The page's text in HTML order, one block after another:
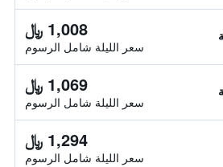
1,008 ﷼
سعر الليلة شامل الرسوم
1,069 ﷼
سعر الليلة شامل الرسوم
1,294 ﷼
سعر الليلة شامل الرسوم